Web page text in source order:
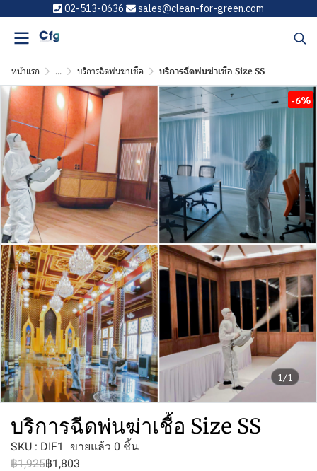
02-513-0636 sales@clean-for-green.com
หน้าแรก ... บริการฉีดพ่นฆ่าเชื้อ บริการฉีดพ่นฆ่าเชื้อ Size SS
1/1
-6%
บริการฉีดพ่นฆ่าเชื้อ Size SS
SKU : DIF1
ขายแล้ว 0 ชิ้น
฿1,925฿1,803